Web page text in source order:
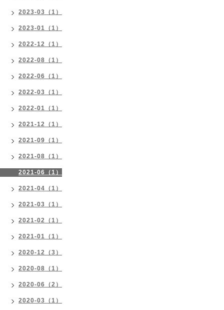
2023-03（1）
2023-01（1）
2022-12（1）
2022-08（1）
2022-06（1）
2022-03（1）
2022-01（1）
2021-12（1）
2021-09（1）
2021-08（1）
2021-06（1）
2021-04（1）
2021-03（1）
2021-02（1）
2021-01（1）
2020-12（3）
2020-08（1）
2020-06（2）
2020-03（1）